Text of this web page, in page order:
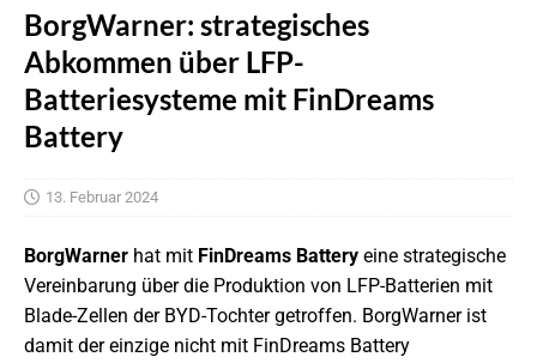
BorgWarner: strategisches
Abkommen über LFP-
Batteriesysteme mit FinDreams
Battery
13. Februar 2024
BorgWarner hat mit FinDreams Battery eine strategische
Vereinbarung über die Produktion von LFP-Batterien mit
Blade-Zellen der BYD-Tochter getroffen. BorgWarner ist
damit der einzige nicht mit FinDreams Battery